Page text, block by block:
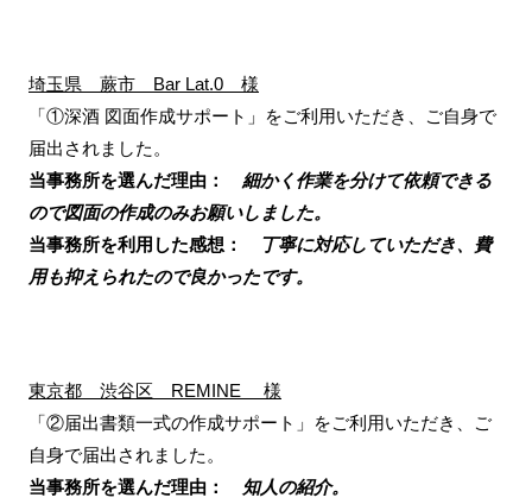
埼玉県 蕨市 Bar Lat.0 様
「①深酒 図面作成サポート」をご利用いただき、ご自身で
届出されました。
当事務所を選んだ理由：
細かく作業を分けて依頼できる
ので図面の作成のみお願いしました。
当事務所を利用した感想：
丁寧に対応していただき、費
用も抑えられたので良かったです。
東京都 渋谷区 REMINE 様
「②届出書類一式の作成サポート」をご利用いただき、ご
自身で届出されました。
当事務所を選んだ理由：
知人の紹介。